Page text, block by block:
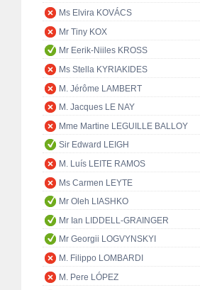
Ms Elvira KOVÁCS
Mr Tiny KOX
Mr Eerik-Niiles KROSS
Ms Stella KYRIAKIDES
M. Jérôme LAMBERT
M. Jacques LE NAY
Mme Martine LEGUILLE BALLOY
Sir Edward LEIGH
M. Luís LEITE RAMOS
Ms Carmen LEYTE
Mr Oleh LIASHKO
Mr Ian LIDDELL-GRAINGER
Mr Georgii LOGVYNSKYI
M. Filippo LOMBARDI
M. Pere LÓPEZ